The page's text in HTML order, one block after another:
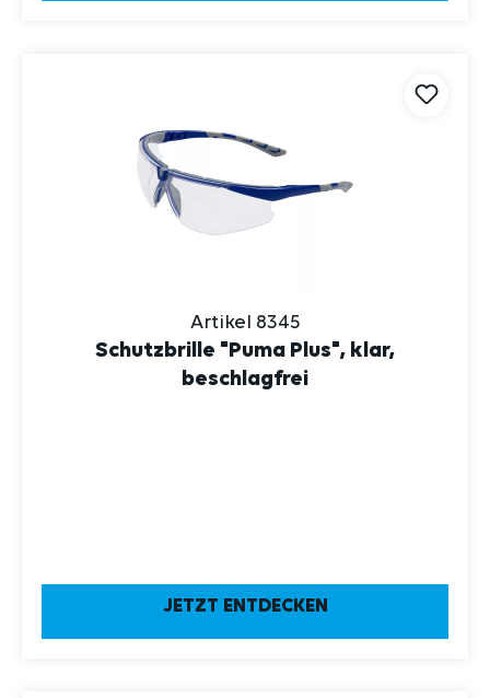
Artikel 8345
Schutzbrille "Puma Plus", klar,
beschlagfrei
JETZT ENTDECKEN